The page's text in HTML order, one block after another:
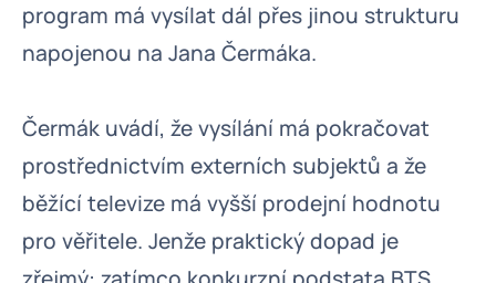
program má vysílat dál přes jinou strukturu
napojenou na Jana Čermáka.
Čermák uvádí, že vysílání má pokračovat
prostřednictvím externích subjektů a že
běžící televize má vyšší prodejní hodnotu
pro věřitele. Jenže praktický dopad je